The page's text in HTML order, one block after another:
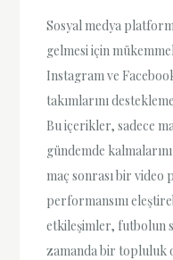
Sosyal medya
gelmesi için
Instagram ve
takımlarını
Bu içerikler, sadece
gündemde
maç sonrası bir video
performansını
etkileşimler, futbolun
zamanda bir topluluk